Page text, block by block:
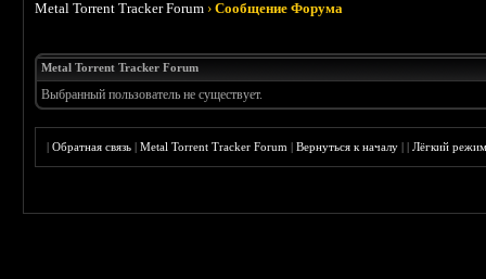
Metal Torrent Tracker Forum ›Сообщение Форума
Metal Torrent Tracker Forum
Выбранный пользователь не существует.
|Обратная связь |Metal Torrent Tracker Forum |Вернуться к началу ||Лёгкий